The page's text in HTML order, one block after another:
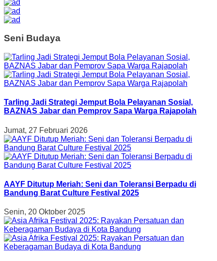
Seni Budaya
Tarling Jadi Strategi Jemput Bola Pelayanan Sosial,
BAZNAS Jabar dan Pemprov Sapa Warga Rajapolah
Jumat, 27 Februari 2026
AAYF Ditutup Meriah: Seni dan Toleransi Berpadu di
Bandung Barat Culture Festival 2025
Senin, 20 Oktober 2025